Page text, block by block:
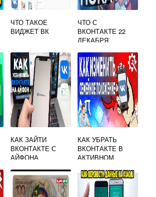
ЧТО ТАКОЕ
ВИДЖЕТ ВК
ЧТО С
ВКОНТАКТЕ 22
ДЕКАБРЯ
КАК ЗАЙТИ
ВКОНТАКТЕ С
АЙФОНА
КАК УБРАТЬ
ВКОНТАКТЕ В
АКТИВНОМ